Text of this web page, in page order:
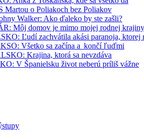
Martou o Poliakoch bez Poliakov
Walker: Ako ďaleko by ste zašli?
Môj domov je mimo mojej rodnej krajiny
Ľudí zachvátila akási paranoja, ktorej
Všetko sa začína a končí ľuďmi
Krajina, ktorá sa nevzdáva
V Španielsku život neberú príliš vážne